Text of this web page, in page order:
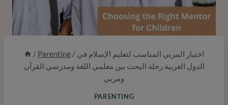
/ Parenting / اختيار المربي المناسب لتعليم الإسلام في
الدول الغربية رحلة البحث بين معلمي اللغة ومدرسي القرآن
ومربي
PARENTING